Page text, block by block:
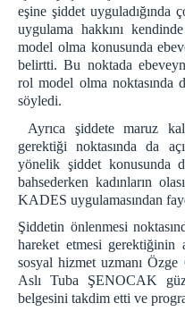
eşine şiddet uyguladığında
uygulama hakkını
model olma konusunda
belirtti. Bu noktada
rol model olma noktasında
söyledi.
Ayrıca şiddete maruz
gerektiği noktasında da
yönelik şiddet konusunda
bahsederken kadınların
KADES uygulamasından
Şiddetin önlenmesi
hareket etmesi gerektiğinin
sosyal hizmet uzmanı
Aslı Tuba ŞENOCAK
belgesini takdim etti ve